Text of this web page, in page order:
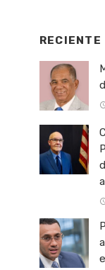
RECIENTE